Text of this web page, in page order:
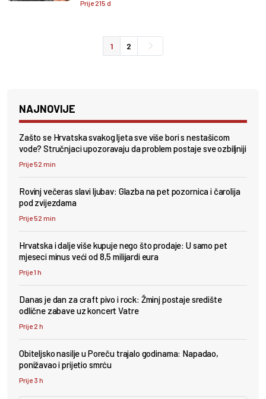
Prije 215 d
1 2
NAJNOVIJE
Zašto se Hrvatska svakog ljeta sve više bori s nestašicom
vode? Stručnjaci upozoravaju da problem postaje sve ozbiljniji
Prije 52 min
Rovinj večeras slavi ljubav: Glazba na pet pozornica i čarolija
pod zvijezdama
Prije 52 min
Hrvatska i dalje više kupuje nego što prodaje: U samo pet
mjeseci minus veći od 8,5 milijardi eura
Prije 1 h
Danas je dan za craft pivo i rock: Žminj postaje središte
odlične zabave uz koncert Vatre
Prije 2 h
Obiteljsko nasilje u Poreču trajalo godinama: Napadao,
ponižavao i prijetio smrću
Prije 3 h